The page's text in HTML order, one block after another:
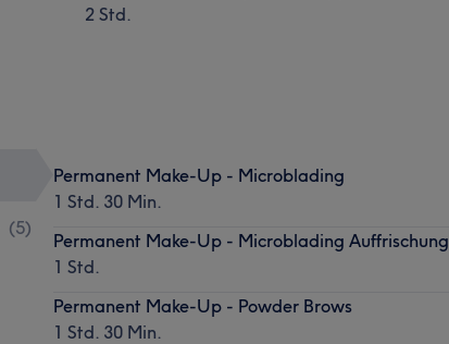
2 Std.
(5)
Permanent Make-Up - Microblading
1 Std. 30 Min.
Permanent Make-Up - Microblading Auffrischung
1 Std.
Permanent Make-Up - Powder Brows
1 Std. 30 Min.